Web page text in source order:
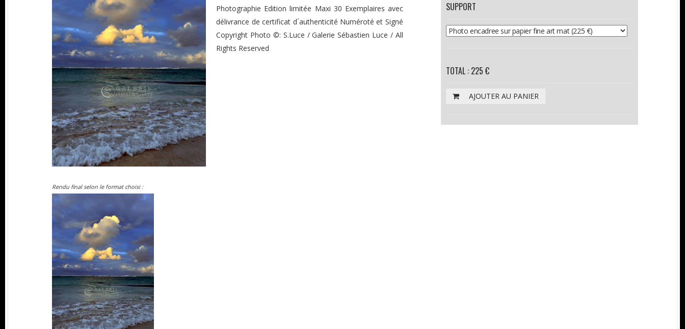
Rendu final selon le format choisi :
Photographie Edition limitée Maxi 30 Exemplaires avec
délivrance de certificat d´authenticité Numéroté et Signé
Copyright Photo ©: S.Luce / Galerie Sébastien Luce / All
Rights Reserved
SUPPORT
TOTAL : 225 €
AJOUTER AU PANIER